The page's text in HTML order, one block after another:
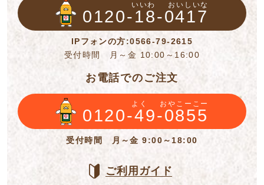
いいわ おいしいな
0120-18-0417
IPフォンの方:0566-79-2615
受付時間 月～金 10:00～16:00
お電話でのご注文
よく おやこーこー
0120-49-0855
受付時間 月～金 9:00～18:00
ご利用ガイド